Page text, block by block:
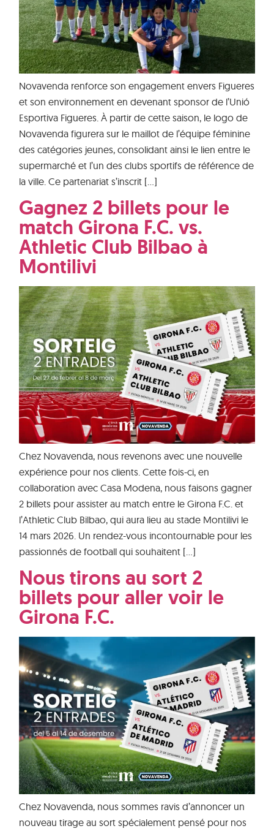
Novavenda renforce son engagement envers Figueres
et son environnement en devenant sponsor de l’Unió
Esportiva Figueres. À partir de cette saison, le logo de
Novavenda figurera sur le maillot de l’équipe féminine
des catégories jeunes, consolidant ainsi le lien entre le
supermarché et l’un des clubs sportifs de référence de
la ville. Ce partenariat s’inscrit […]
Gagnez 2 billets pour le
match Girona F.C. vs.
Athletic Club Bilbao à
Montilivi
Chez Novavenda, nous revenons avec une nouvelle
expérience pour nos clients. Cette fois-ci, en
collaboration avec Casa Modena, nous faisons gagner
2 billets pour assister au match entre le Girona F.C. et
l’Athletic Club Bilbao, qui aura lieu au stade Montilivi le
14 mars 2026. Un rendez-vous incontournable pour les
passionnés de football qui souhaitent […]
Nous tirons au sort 2
billets pour aller voir le
Girona F.C.
Chez Novavenda, nous sommes ravis d’annoncer un
nouveau tirage au sort spécialement pensé pour nos